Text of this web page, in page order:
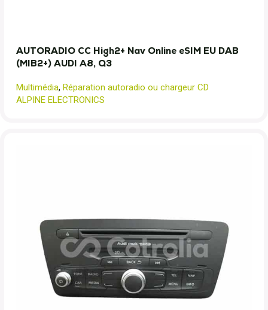
AUTORADIO CC High2+ Nav Online eSIM EU DAB
(MIB2+) AUDI A8, Q3
Multimédia, Réparation autoradio ou chargeur CD
ALPINE ELECTRONICS